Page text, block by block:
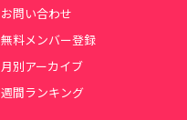
お問い合わせ
無料メンバー登録
月別アーカイブ
週間ランキング